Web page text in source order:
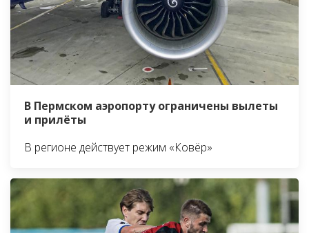
В Пермском аэропорту ограничены вылеты
и прилёты
В регионе действует режим «Ковёр»